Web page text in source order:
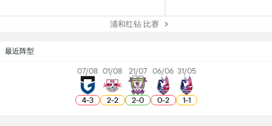
浦和红钻 比赛
最近阵型
07/08
4-3
01/08
2-2
21/07
2-0
06/06
0-2
31/05
1-1